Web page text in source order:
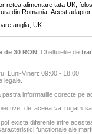
retea alimentare tata UK,
din Romania. Acest
anglia, UK
de 30 RON . Cheltuielile de
Luni-Vineri: 09:00 - 18:00
legale.
informatiile corecte pe
de aceea va rugam
exista diferente intre
functionale ale